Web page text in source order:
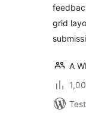
grid
A